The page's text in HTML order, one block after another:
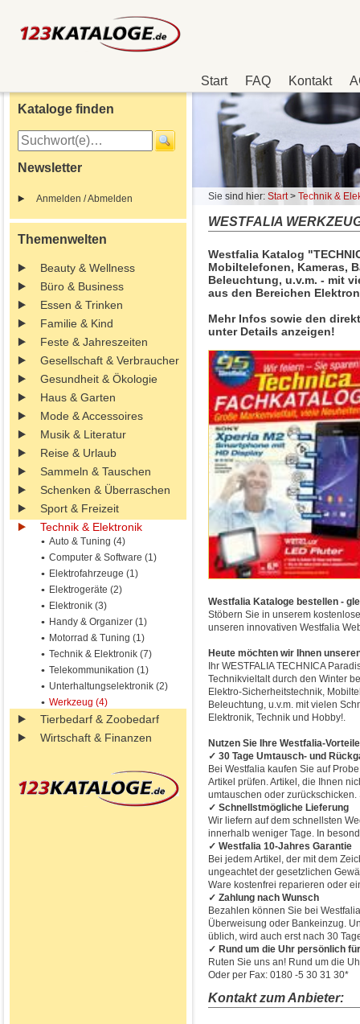
Start FAQ Kontakt
Kataloge finden
Newsletter
Anmelden / Abmelden
Themenwelten
Beauty & Wellness
Büro & Business
Essen & Trinken
Familie & Kind
Feste & Jahreszeiten
Gesellschaft & Verbraucher
Gesundheit & Ökologie
Haus & Garten
Mode & Accessoires
Musik & Literatur
Reise & Urlaub
Sammeln & Tauschen
Schenken & Überraschen
Sport & Freizeit
Technik & Elektronik
Auto & Tuning (4)
Computer & Software (1)
Elektrofahrzeuge (1)
Elektrogeräte (2)
Elektronik (3)
Handy & Organizer (1)
Motorrad & Tuning (1)
Technik & Elektronik (7)
Telekommunikation (1)
Unterhaltungselektronik (2)
Werkzeug (4)
Tierbedarf & Zoobedarf
Wirtschaft & Finanzen
Sie sind hier: Start> Technik &
WESTFALIA
Westfalia Katalog
Mobiltelefonen, Kameras,
Beleuchtung, u.v.m. - mit
aus den Bereichen
Mehr Infos sowie den
unter Details anzeigen!
Westfalia Kataloge bestellen -
Stöbern Sie in unserem
unseren innovativen Westfalia
Heute möchten wir Ihnen
Ihr WESTFALIA TECHNICA
Technikvieltalt durch den Winter
Elektro-Sicherheitstechnik,
Beleuchtung, u.v.m. mit vielen
Elektronik, Technik und Hobby!.
Nutzen Sie Ihre Westfalia-
✓ 30 Tage Umtausch- und
Bei Westfalia kaufen Sie auf
Artikel prüfen. Artikel, die Ihnen
umtauschen oder
✓ Schnellstmögliche Lieferung
Wir liefern auf dem schnellsten
innerhalb weniger Tage. In
✓ Westfalia 10-Jahres Garantie
Bei jedem Artikel, der mit dem
ungeachtet der gesetzlichen
Ware kostenfrei reparieren oder
✓ Zahlung nach Wunsch
Bezahlen können Sie bei
Überweisung oder Bankeinzug.
üblich, wird auch erst nach 30
✓ Rund um die Uhr persönlich
Ruten Sie uns an! Rund um die
Oder per Fax: 0180 -5 30 31 30*
Kontakt zum Anbieter: